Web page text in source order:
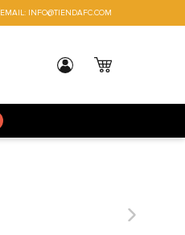
EMAIL: INFO@TIENDAFC.COM